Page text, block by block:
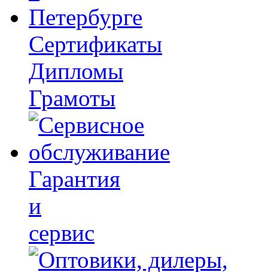
Сертификаты
Дипломы
Грамоты
Гарантия
и
сервис